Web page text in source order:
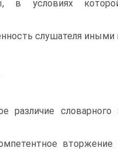
в условиях
слушателя
различие